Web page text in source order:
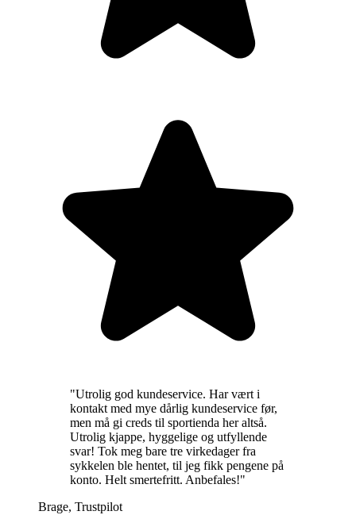
"Utrolig god kundeservice. Har vært i
kontakt med mye dårlig kundeservice før,
men må gi creds til sportienda her altså.
Utrolig kjappe, hyggelige og utfyllende
svar! Tok meg bare tre virkedager fra
sykkelen ble hentet, til jeg fikk pengene på
konto. Helt smertefritt. Anbefales!"
Brage, Trustpilot